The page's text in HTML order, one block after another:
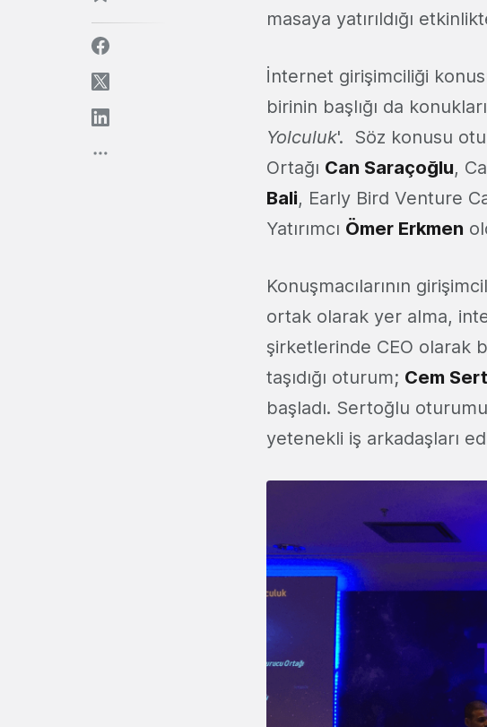
masaya yatırıldığı
İnternet girişimciliği
birinin başlığı da
Yolculuk'. Söz konusu
Ortağı Can Saraçoğlu,
Bali, Early Bird Venture
Yatırımcı Ömer Erkmen
Konuşmacılarının
ortak olarak yer alma,
şirketlerinde CEO olarak
taşıdığı oturum; Cem
başladı. Sertoğlu
yetenekli iş arkadaşları